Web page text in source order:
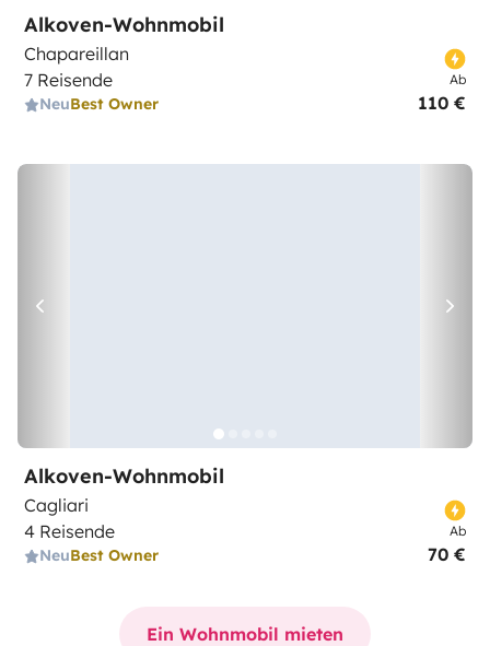
Alkoven-Wohnmobil
Chapareillan
7 Reisende
NeuBest Owner
Ab
110 €
Alkoven-Wohnmobil
Cagliari
4 Reisende
NeuBest Owner
Ab
70 €
Ein Wohnmobil mieten